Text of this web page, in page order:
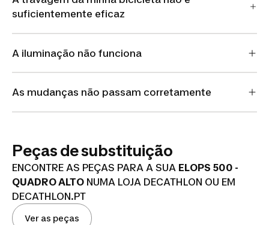
suficientemente eficaz
A iluminação não funciona
As mudanças não passam corretamente
Peças de substituição
ENCONTRE AS PEÇAS PARA A SUA ELOPS 500 -
QUADRO ALTO NUMA LOJA DECATHLON OU EM
DECATHLON.PT
Ver as peças